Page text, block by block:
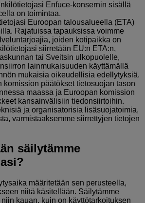
Enfuce-konsernin sisällä
on toimintaa.
Euroopan talousalueella (ETA)
Rajatuissa tapauksissa voimme
joiden kotipaikka on
siirretään EU:n ETA:n,
tai Sveitsin ulkopuolelle,
lainmukaisuuden käyttämällä
mukaisia oikeudellisia edellytyksiä.
komission päätökset tietosuojan tason
maassa ja Euroopan komission
kansainvälisiin tiedonsiirtoihin.
ja organisatorisia lisäsuojatoimia,
varmistaaksemme siirrettyjen tietojen
säilytämme
määritetään sen perusteella,
niitä käsitellään. Säilytämme
kauan, kuin on käyttötarkoituksen